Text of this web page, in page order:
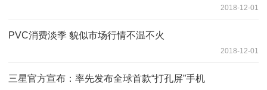
2018-12-01
PVC消费淡季 貌似市场行情不温不火
2018-12-01
三星官方宣布：率先发布全球首款“打孔屏”手机